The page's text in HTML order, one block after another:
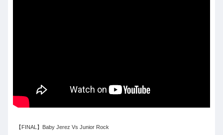
【FINAL】Baby Jerez Vs Junior Rock